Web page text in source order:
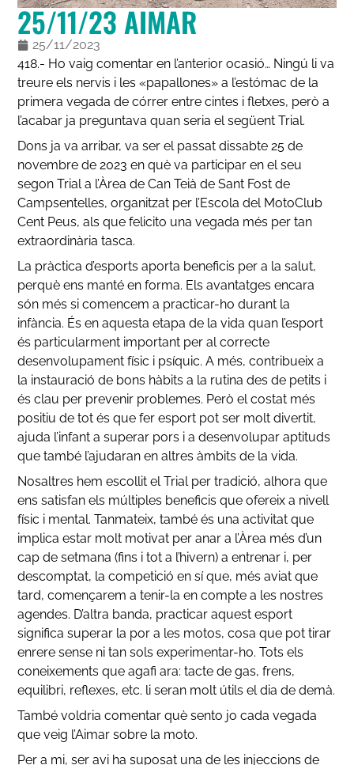
25/11/23 AIMAR
25/11/2023
418.- Ho vaig comentar en l’anterior ocasió… Ningú li va
treure els nervis i les «papallones» a l’estómac de la
primera vegada de córrer entre cintes i fletxes, però a
l’acabar ja preguntava quan seria el següent Trial.
Dons ja va arribar, va ser el passat dissabte 25 de
novembre de 2023 en què va participar en el seu
segon Trial a l’Àrea de Can Teià de Sant Fost de
Campsentelles, organitzat per l’Escola del MotoClub
Cent Peus, als que felicito una vegada més per tan
extraordinària tasca.
La pràctica d’esports aporta beneficis per a la salut,
perquè ens manté en forma. Els avantatges encara
són més si comencem a practicar-ho durant la
infància. És en aquesta etapa de la vida quan l’esport
és particularment important per al correcte
desenvolupament físic i psíquic. A més, contribueix a
la instauració de bons hàbits a la rutina des de petits i
és clau per prevenir problemes. Però el costat més
positiu de tot és que fer esport pot ser molt divertit,
ajuda l’infant a superar pors i a desenvolupar aptituds
que també l’ajudaran en altres àmbits de la vida.
Nosaltres hem escollit el Trial per tradició, alhora que
ens satisfan els múltiples beneficis que ofereix a nivell
físic i mental. Tanmateix, també és una activitat que
implica estar molt motivat per anar a l’Àrea més d’un
cap de setmana (fins i tot a l’hivern) a entrenar i, per
descomptat, la competició en sí que, més aviat que
tard, començarem a tenir-la en compte a les nostres
agendes. D’altra banda, practicar aquest esport
significa superar la por a les motos, cosa que pot tirar
enrere sense ni tan sols experimentar-ho. Tots els
coneixements que agafi ara: tacte de gas, frens,
equilibri, reflexes, etc. li seran molt útils el dia de demà.
També voldria comentar què sento jo cada vegada
que veig l’Aimar sobre la moto.
Per a mi, ser avi ha suposat una de les injeccions de